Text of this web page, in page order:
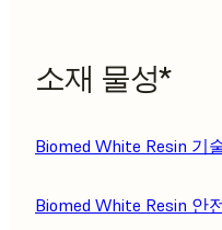
소재 물성*
Biomed White Resin 기
Biomed White Resin 안